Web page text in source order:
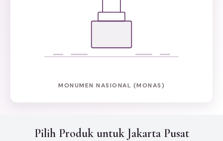
MONUMEN NASIONAL (MONAS)
Pilih Produk untuk Jakarta Pusat